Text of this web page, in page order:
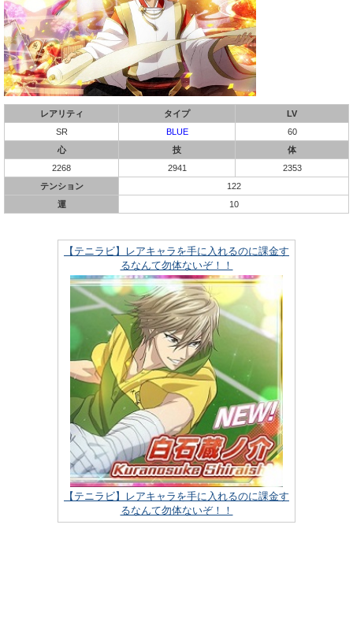
レアリティ タイプ
LV
SR
BLUE
60
心
技
体
2268
2941
2353
テンション
122
運
10
【テニラビ】レアキャラを手に入れるのに課金す
るなんて勿体ないぞ！！
【テニラビ】レアキャラを手に入れるのに課金す
るなんて勿体ないぞ！！